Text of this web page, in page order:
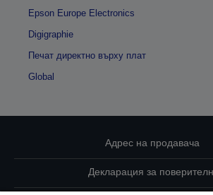
Epson Europe Electronics
Digigraphie
Печат директно върху плат
Global
Адрес на продавача
Декларация за